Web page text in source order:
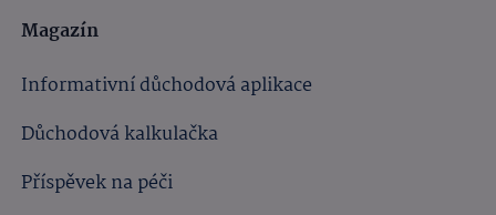
Magazín
Informativní důchodová aplikace
Důchodová kalkulačka
Příspěvek na péči